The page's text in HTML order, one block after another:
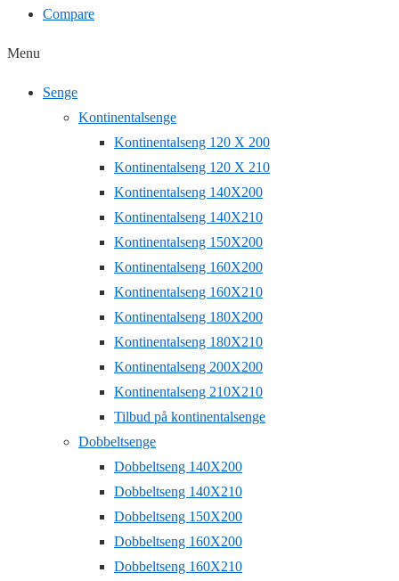
Compare
Menu
Senge
Kontinentalsenge
Kontinentalseng 120 X 200
Kontinentalseng 120 X 210
Kontinentalseng 140X200
Kontinentalseng 140X210
Kontinentalseng 150X200
Kontinentalseng 160X200
Kontinentalseng 160X210
Kontinentalseng 180X200
Kontinentalseng 180X210
Kontinentalseng 200X200
Kontinentalseng 210X210
Tilbud på kontinentalsenge
Dobbeltsenge
Dobbeltseng 140X200
Dobbeltseng 140X210
Dobbeltseng 150X200
Dobbeltseng 160X200
Dobbeltseng 160X210